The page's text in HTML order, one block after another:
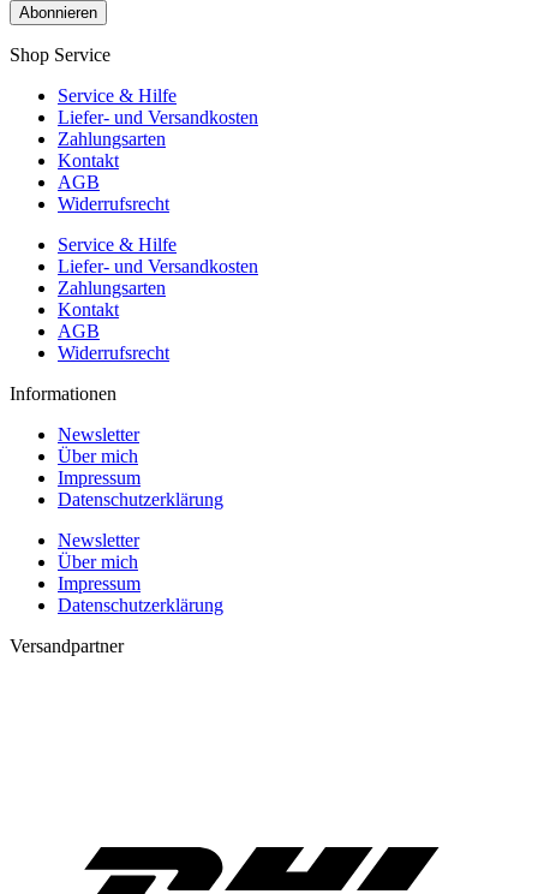
Shop Service
Service & Hilfe
Liefer- und Versandkosten
Zahlungsarten
Kontakt
AGB
Widerrufsrecht
Service & Hilfe
Liefer- und Versandkosten
Zahlungsarten
Kontakt
AGB
Widerrufsrecht
Informationen
Newsletter
Über mich
Impressum
Datenschutzerklärung
Newsletter
Über mich
Impressum
Datenschutzerklärung
Versandpartner